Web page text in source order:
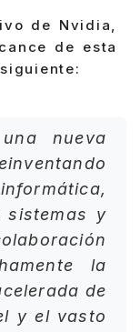
de Nvidia,
de esta
nueva
sistemas y
la
de
y el vasto